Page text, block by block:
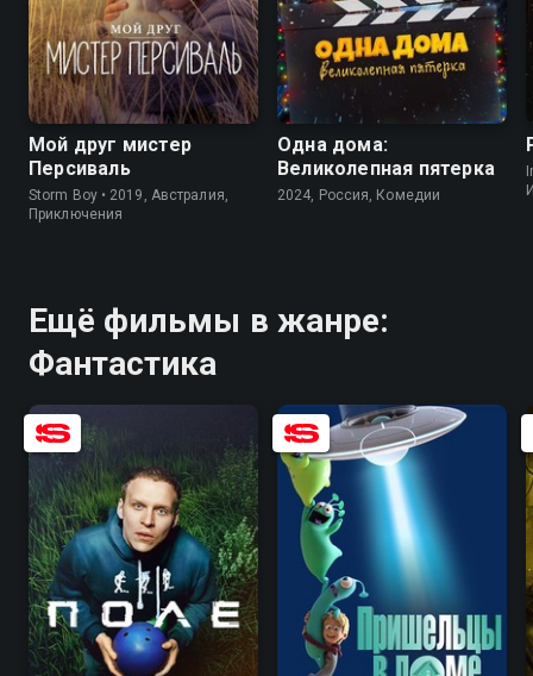
8.0 6.9
Мой друг мистер
Персиваль
Storm Boy • 2019, Австралия,
Приключения
5.2
Одна дома:
Великолепная пятерка
2024, Россия, Комедии
Ещё фильмы в жанре:
Фантастика